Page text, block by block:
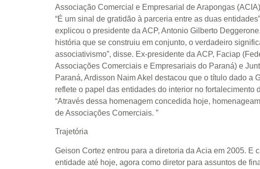
Associação Comercial e Empresarial de Arapongas
“É um sinal de gratidão à parceria entre as duas
explicou o presidente da ACP, Antonio Gilberto
história que se construiu em conjunto, o verdadeiro
associativismo”, disse. Ex-presidente da ACP, Faciap
Associações Comerciais e Empresariais do Paraná) e
Paraná, Ardisson Naim Akel destacou que o título dado a
reflete o papel das entidades do interior no fortalecimento
“Através dessa homenagem concedida hoje,
de Associações Comerciais. ”
Trajetória
Geison Cortez entrou para a diretoria da Acia em 2005. E
entidade até hoje, agora como diretor para assuntos de